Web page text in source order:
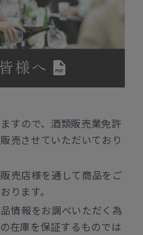
すので、酒類販売業免許
売させていただいており
売店様を通して商品をご
ります。
情報をお調べいただく為
在庫を保証するものでは